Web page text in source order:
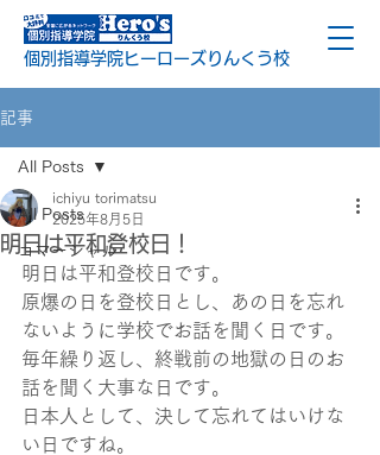
個別指導学院ヒーローズりんくう校
記事
All Posts
コマーシャル
All Posts
明日は平和登校日！
ichiyu torimatsu
2025年8月5日
明日は平和登校日です。
原爆の日を登校日とし、あの日を忘れ
ないように学校でお話を聞く日です。
毎年繰り返し、終戦前の地獄の日のお
話を聞く大事な日です。
日本人として、決して忘れてはいけな
い日ですね。